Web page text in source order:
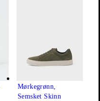
Mørkegrønn,
Semsket Skinn